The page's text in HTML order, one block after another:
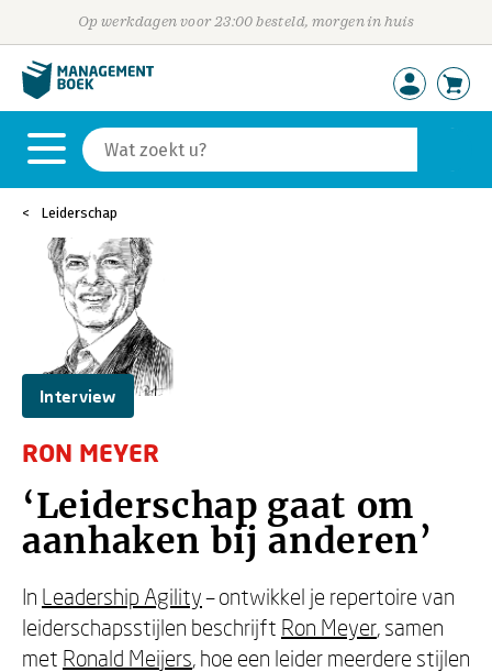
Op werkdagen voor 23:00 besteld, morgen in huis
Leiderschap
Interview
RON MEYER
‘Leiderschap gaat om
aanhaken bij anderen’
In Leadership Agility– ontwikkel je repertoire van
leiderschapsstijlen beschrijft Ron Meyer, samen
met Ronald Meijers, hoe een leider meerdere stijlen